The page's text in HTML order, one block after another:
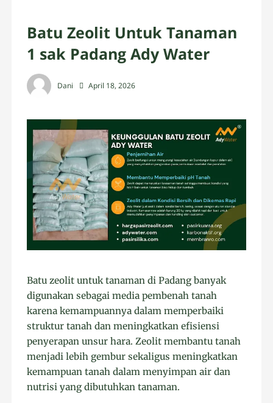
Batu Zeolit Untuk Tanaman
1 sak Padang Ady Water
Dani April 18, 2026
Batu zeolit untuk tanaman di Padang banyak
digunakan sebagai media pembenah tanah
karena kemampuannya dalam memperbaiki
struktur tanah dan meningkatkan efisiensi
penyerapan unsur hara. Zeolit membantu tanah
menjadi lebih gembur sekaligus meningkatkan
kemampuan tanah dalam menyimpan air dan
nutrisi yang dibutuhkan tanaman.